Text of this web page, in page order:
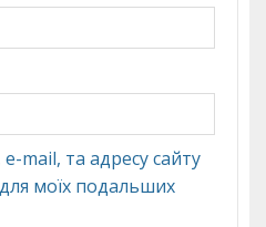
mail, та адресу сайту
моїх подальших